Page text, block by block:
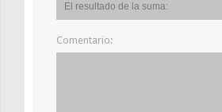
Comentario: